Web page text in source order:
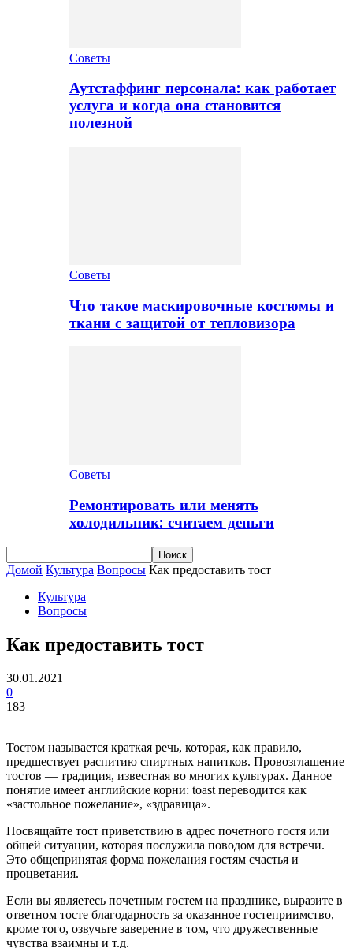
Советы
Аутстаффинг персонала: как работает
услуга и когда она становится
полезной
Советы
Что такое маскировочные костюмы и
ткани с защитой от тепловизора
Советы
Ремонтировать или менять
холодильник: считаем деньги
Домой Культура Вопросы Как предоставить тост
Культура
Вопросы
Как предоставить тост
30.01.2021
0
183
Тостом называется краткая речь, которая, как правило,
предшествует распитию спиртных напитков. Провозглашение
тостов — традиция, известная во многих культурах. Данное
понятие имеет английские корни: toast переводится как
«застольное пожелание», «здравица».
Посвящайте тост приветствию в адрес почетного гостя или
общей ситуации, которая послужила поводом для встречи.
Это общепринятая форма пожелания гостям счастья и
процветания.
Если вы являетесь почетным гостем на празднике, выразите в
ответном тосте благодарность за оказанное гостеприимство,
кроме того, озвучьте заверение в том, что дружественные
чувства взаимны и т.д.